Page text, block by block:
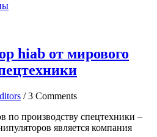
hiab от мирового
/ 3 Comments
производству спецтехники –
является компания